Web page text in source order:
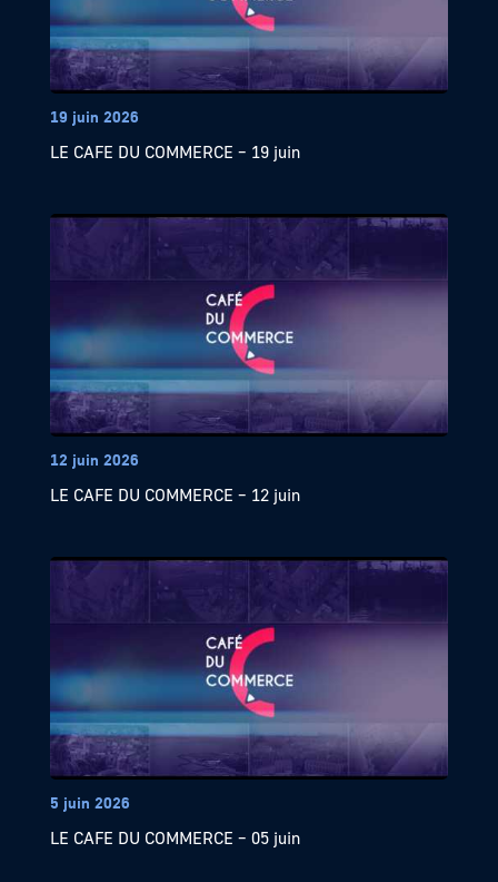
19 juin 2026
LE CAFE DU COMMERCE – 19 juin
12 juin 2026
LE CAFE DU COMMERCE – 12 juin
5 juin 2026
LE CAFE DU COMMERCE – 05 juin